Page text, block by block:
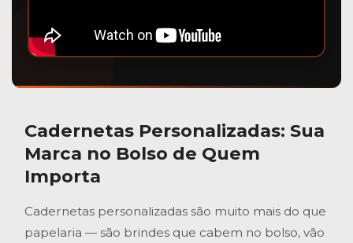
Cadernetas Personalizadas: Sua
Marca no Bolso de Quem
Importa
Cadernetas personalizadas são muito mais do que
papelaria — são brindes que cabem no bolso, vão